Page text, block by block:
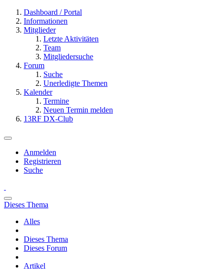
Dashboard / Portal
Informationen
Mitglieder
Letzte Aktivitäten
Team
Mitgliedersuche
Forum
Suche
Unerledigte Themen
Kalender
Termine
Neuen Termin melden
13RF DX-Club
Anmelden
Registrieren
Suche
Dieses Thema
Alles
Dieses Thema
Dieses Forum
Artikel